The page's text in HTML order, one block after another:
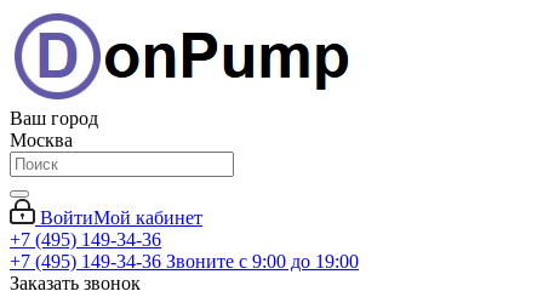
Ваш город
Москва
ВойтиМой кабинет
+7 (495) 149-34-36
+7 (495) 149-34-36 Звоните с 9:00 до 19:00
Заказать звонок